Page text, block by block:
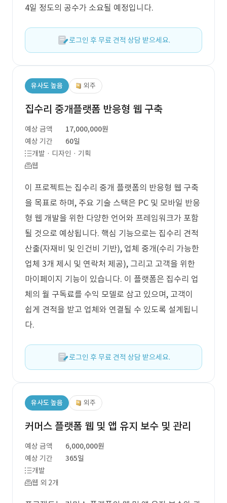
4일 정도의 공수가 소요될 예정입니다.
로그인 후 무료 견적 상담 받으세요.
유사도 높음 외주
집수리 중개플랫폼 반응형 웹 구축
예상 금액
17,000,000원
예상 기간
60일
개발 · 디자인 · 기획
웹
이 프로젝트는 집수리 중개 플랫폼의 반응형 웹 구축
을 목표로 하며, 주요 기술 스택은 PC 및 모바일 반응
형 웹 개발을 위한 다양한 언어와 프레임워크가 포함
될 것으로 예상됩니다. 핵심 기능으로는 집수리 견적
산출(자재비 및 인건비 기반), 업체 중개(수리 가능한
업체 3개 제시 및 연락처 제공), 그리고 고객을 위한
마이페이지 기능이 있습니다. 이 플랫폼은 집수리 업
체의 월 구독료를 수익 모델로 삼고 있으며, 고객이
쉽게 견적을 받고 업체와 연결될 수 있도록 설계됩니
다.
로그인 후 무료 견적 상담 받으세요.
유사도 높음 외주
커머스 플랫폼 웹 및 앱 유지 보수 및 관리
예상 금액
6,000,000원
예상 기간
365일
개발
웹 외 2개